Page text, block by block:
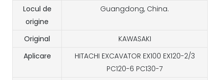
Locul de
origine
Guangdong, China.
Original
KAWASAKI
Aplicare
HITACHI EXCAVATOR EX100 EX120-2/3
PC120-6 PC130-7